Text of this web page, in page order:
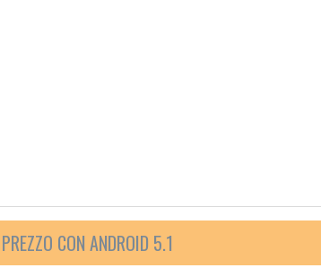
CON ANDROID 5.1